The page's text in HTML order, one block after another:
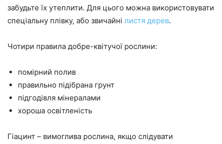
забудьте їх утеплити. Для цього можна використовувати
спеціальну плівку, або звичайні листя дерев.
Чотири правила добре-квітучої рослини:
помірний полив
правильно підібрана грунт
підгодівля мінералами
хороша освітленість
Гіацинт – вимоглива рослина, якщо слідувати